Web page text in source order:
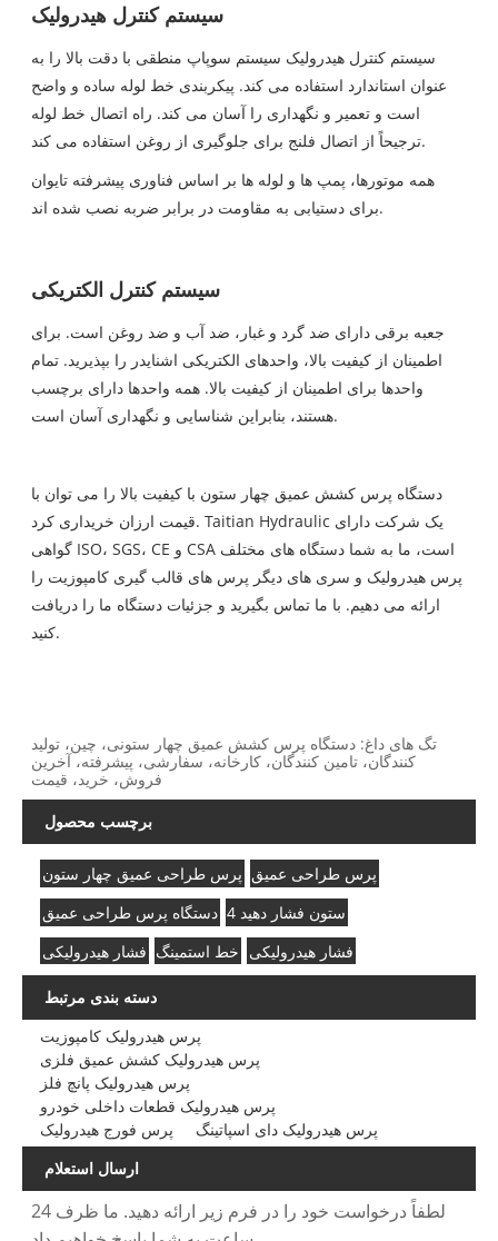
سیستم کنترل هیدرولیک
سیستم کنترل هیدرولیک سیستم سوپاپ منطقی با دقت بالا را به
عنوان استاندارد استفاده می کند. پیکربندی خط لوله ساده و واضح
است و تعمیر و نگهداری را آسان می کند. راه اتصال خط لوله
ترجیحاً از اتصال فلنج برای جلوگیری از روغن استفاده می کند.
همه موتورها، پمپ ها و لوله ها بر اساس فناوری پیشرفته تایوان
برای دستیابی به مقاومت در برابر ضربه نصب شده اند.
سیستم کنترل الکتریکی
جعبه برقی دارای ضد گرد و غبار، ضد آب و ضد روغن است. برای
اطمینان از کیفیت بالا، واحدهای الکتریکی اشنایدر را بپذیرید. تمام
واحدها برای اطمینان از کیفیت بالا. همه واحدها دارای برچسب
هستند، بنابراین شناسایی و نگهداری آسان است.
دستگاه پرس کشش عمیق چهار ستون با کیفیت بالا را می توان با
قیمت ارزان خریداری کرد. Taitian Hydraulic یک شرکت دارای
گواهی ISO، SGS، CE و CSA است، ما به شما دستگاه های مختلف
پرس هیدرولیک و سری های دیگر پرس های قالب گیری کامپوزیت را
ارائه می دهیم. با ما تماس بگیرید و جزئیات دستگاه ما را دریافت
کنید.
تگ های داغ: دستگاه پرس کشش عمیق چهار ستونی، چین، تولید
کنندگان، تامین کنندگان، کارخانه، سفارشی، پیشرفته، آخرین
فروش، خرید، قیمت
برچسب محصول
پرس طراحی عمیق چهار ستون پرس طراحی عمیق
دستگاه پرس طراحی عمیق
4 ستون فشار دهید
فشار هیدرولیکی خط استمینگ فشار هیدرولیکی
دسته بندی مرتبط
پرس هیدرولیک کامپوزیت
پرس هیدرولیک کشش عمیق فلزی
پرس هیدرولیک پانچ فلز
پرس هیدرولیک قطعات داخلی خودرو
پرس فورج هیدرولیک
پرس هیدرولیک دای اسپاتینگ
ارسال استعلام
لطفاً درخواست خود را در فرم زیر ارائه دهید. ما ظرف 24